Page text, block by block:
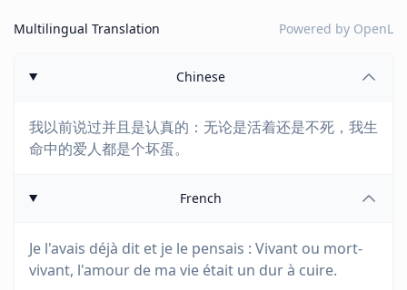
Multilingual Translation Powered by OpenL
Chinese
我以前说过并且是认真的：无论是活着还是不死，我生
命中的爱人都是个坏蛋。
French
Je l'avais déjà dit et je le pensais : Vivant ou mort-
vivant, l'amour de ma vie était un dur à cuire.